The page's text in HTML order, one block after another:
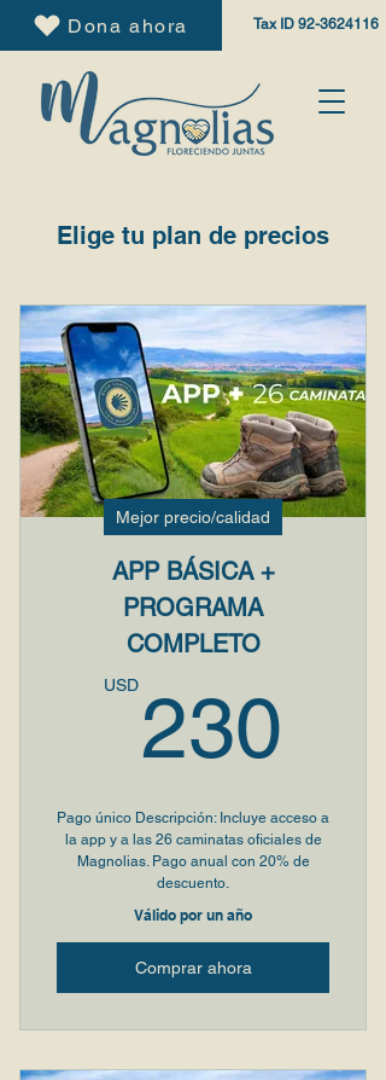
Dona ahora Tax ID 92-3624116
Elige tu plan de precios
Mejor precio/calidad
APP BÁSICA +
PROGRAMA
COMPLETO
USD 230
Pago único Descripción: Incluye acceso a
la app y a las 26 caminatas oficiales de
Magnolias. Pago anual con 20% de
descuento.
Válido por un año
Comprar ahora